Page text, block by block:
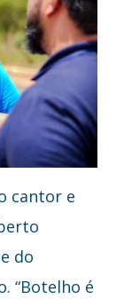
cantor e
do
“Botelho é